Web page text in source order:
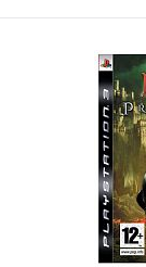
Купить в 1 клик
В избранное